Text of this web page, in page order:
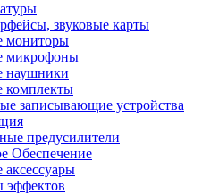
звуковые карты
мониторы
микрофоны
наушники
комплекты
записывающие устройства
предусилители
Обеспечение
эффектов